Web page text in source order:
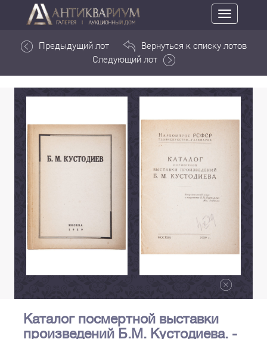
Toggle
navigation
Предыдущий лот
Вернуться к списку лотов
Следующий лот
Каталог посмертной выставки
произведений Б.М. Кустодиева. -